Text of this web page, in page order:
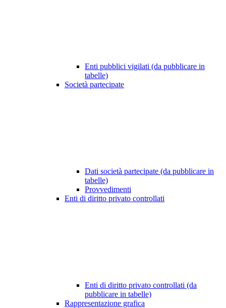
Enti pubblici vigilati (da pubblicare in
tabelle)
Società partecipate
Dati società partecipate (da pubblicare in
tabelle)
Provvedimenti
Enti di diritto privato controllati
Enti di diritto privato controllati (da
pubblicare in tabelle)
Rappresentazione grafica